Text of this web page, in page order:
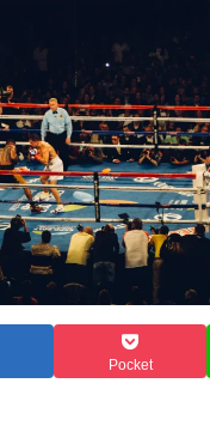
Pocket